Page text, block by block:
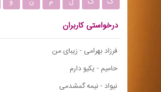
درخواستی کاربران
فرزاد بهرامی - زیبای من
حامیم - یکیو دارم
نیواد - نیمه گمشدمی